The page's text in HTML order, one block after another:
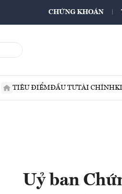
CHỨNG KHOÁN
TIÊU ĐIỂMĐẦU TƯTÀI CHÍNH
Uỷ ban